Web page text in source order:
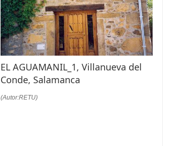
EL AGUAMANIL_1, Villanueva del
Conde, Salamanca
(Autor:RETU)